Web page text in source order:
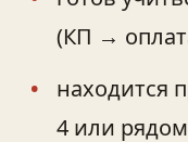
(КП →
находится
4 или